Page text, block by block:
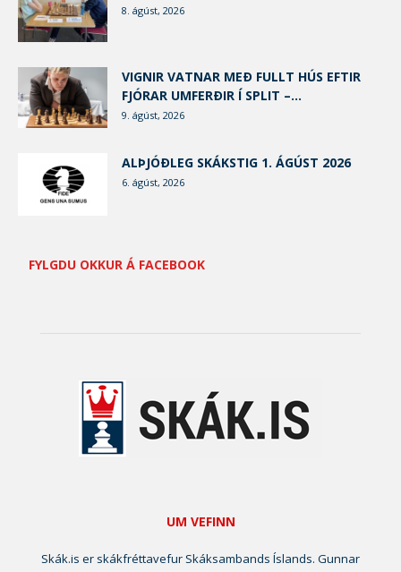
8. ágúst, 2026
VIGNIR VATNAR MEÐ FULLT HÚS EFTIR
FJÓRAR UMFERÐIR Í SPLIT –...
9. ágúst, 2026
ALÞJÓÐLEG SKÁKSTIG 1. ÁGÚST 2026
6. ágúst, 2026
FYLGDU OKKUR Á FACEBOOK
UM VEFINN
Skák.is er skákfréttavefur Skáksambands Íslands. Gunnar